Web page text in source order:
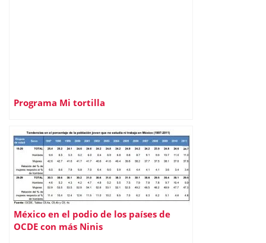
Programa Mi tortilla
México en el podio de los países de
OCDE con más Ninis